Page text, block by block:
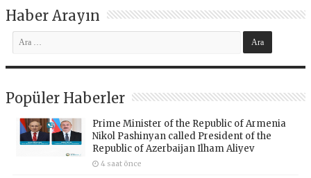
Haber Arayın
Popüler Haberler
Prime Minister of the Republic of Armenia
Nikol Pashinyan called President of the
Republic of Azerbaijan Ilham Aliyev
4 saat önce